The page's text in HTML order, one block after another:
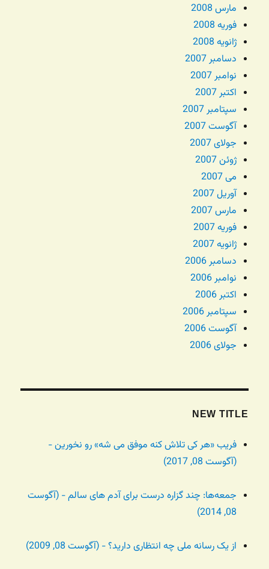
مارس 2008
فوریه 2008
ژانویه 2008
دسامبر 2007
نوامبر 2007
اکتبر 2007
سپتامبر 2007
آگوست 2007
جولای 2007
ژوئن 2007
می 2007
آوریل 2007
مارس 2007
فوریه 2007
ژانویه 2007
دسامبر 2006
نوامبر 2006
اکتبر 2006
سپتامبر 2006
آگوست 2006
جولای 2006
NEW TITLE
فریب «هر کی تلاش کنه موفق می شه» رو نخورین -
(آگوست 08, 2017)
جمعه‌ها: چند گزاره درست برای آدم های سالم - (آگوست
08, 2014)
از یک رسانه ملی چه انتظاری دارید؟ - (آگوست 08, 2009)